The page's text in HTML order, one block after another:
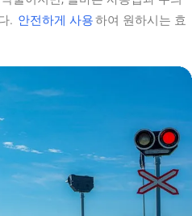
. 안전하게 사용하여 원하시는 효